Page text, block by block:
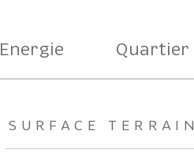
Energie Quartier
SURFACE TERRAIN